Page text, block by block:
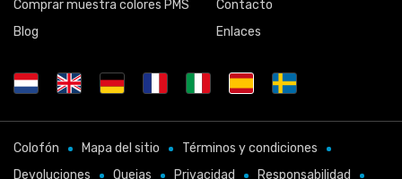
Comprar muestra colores PMS
Blog
Contacto
Enlaces
Colofón Mapa del sitio
Términos y condiciones
Devoluciones
Quejas Privacidad Responsabilidad